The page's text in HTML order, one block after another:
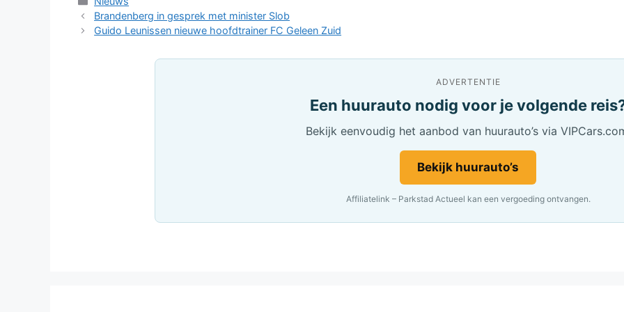
Brandenberg in gesprek met minister Slob
Guido Leunissen nieuwe hoofdtrainer FC Geleen Zuid
ADVERTENTIE
Een huurauto nodig voor je volgende
Bekijk eenvoudig het aanbod van huurauto’s via
Bekijk huurauto’s
Affiliatelink – Parkstad Actueel kan een vergoeding ontvangen.